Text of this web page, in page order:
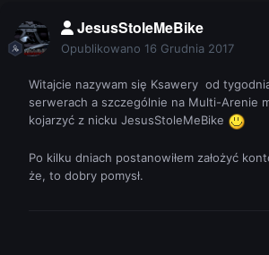
JesusStoleMeBike
Opublikowano 16 Grudnia 2017
Witajcie nazywam się Ksawery od
serwerach a szczególnie na Multi-Arenie
kojarzyć z nicku JesusStoleMeBike
Po kilku dniach postanowiłem założyć
że, to dobry pomysł.